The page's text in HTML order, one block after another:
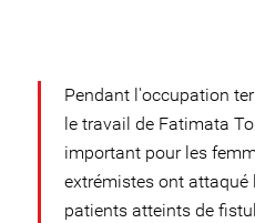
Pendant l'occupation
le travail de Fatimata
important pour les
extrémistes ont attaqué
patients atteints de